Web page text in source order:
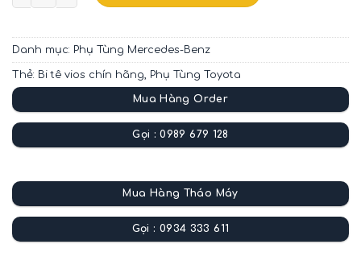
Danh mục: Phụ Tùng Mercedes-Benz
Thẻ: Bi tê vios chín hãng, Phụ Tùng Toyota
Mua Hàng Order
Gọi : 0989 679 128
Mua Hàng Tháo Máy
Gọi : 0934 333 611